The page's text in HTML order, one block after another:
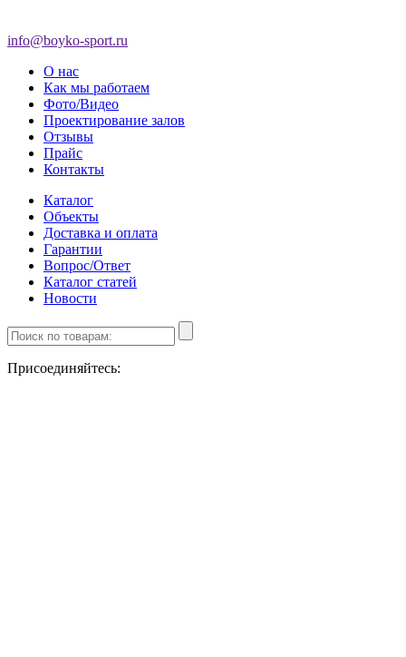
info@boyko-sport.ru
О нас
Как мы работаем
Фото/Видео
Проектирование залов
Отзывы
Прайс
Контакты
Каталог
Объекты
Доставка и оплата
Гарантии
Вопрос/Ответ
Каталог статей
Новости
Присоединяйтесь: